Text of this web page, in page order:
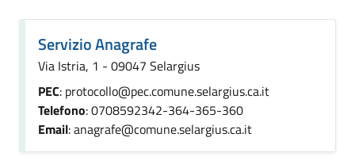
Servizio Anagrafe
Via Istria, 1 - 09047 Selargius
PEC: protocollo@pec.comune.selargius.ca.it
Telefono: 0708592342-364-365-360
Email: anagrafe@comune.selargius.ca.it